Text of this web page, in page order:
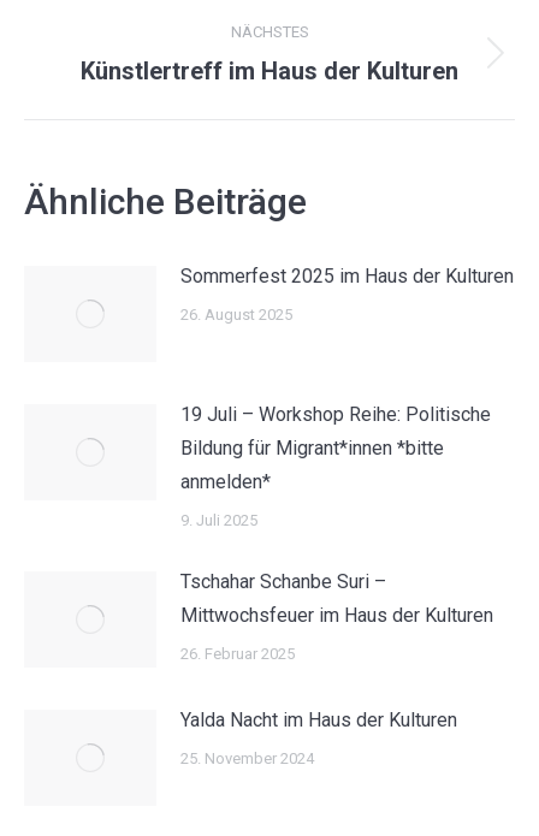
NÄCHSTES
Nächster
Künstlertreff im Haus der Kulturen
Ähnliche Beiträge
Sommerfest 2025 im Haus der Kulturen
26. August 2025
19 Juli – Workshop Reihe: Politische
Bildung für Migrant*innen *bitte
anmelden*
9. Juli 2025
Tschahar Schanbe Suri –
Mittwochsfeuer im Haus der Kulturen
26. Februar 2025
Yalda Nacht im Haus der Kulturen
25. November 2024